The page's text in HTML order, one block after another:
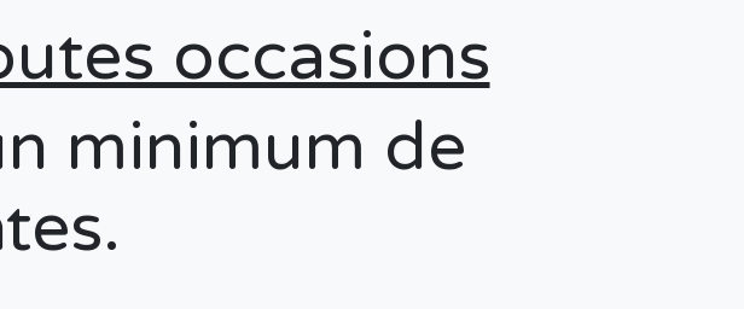
occasions
minimum de